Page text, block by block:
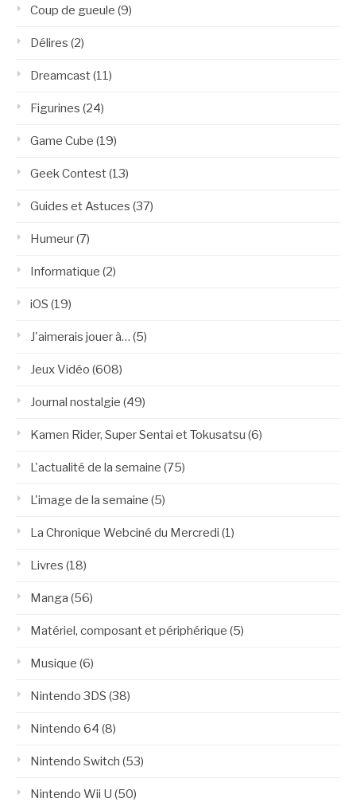
Coup de gueule (9)
Délires (2)
Dreamcast(11)
Figurines (24)
Game Cube (19)
Geek Contest(13)
Guides et Astuces (37)
Humeur(7)
Informatique (2)
iOS (19)
J'aimerais jouer à… (5)
Jeux Vidéo (608)
Journal nostalgie (49)
Kamen Rider, Super Sentai et Tokusatsu (6)
L'actualité de la semaine (75)
L'image de la semaine (5)
La Chronique Webciné du Mercredi (1)
Livres (18)
Manga (56)
Matériel, composant et périphérique (5)
Musique (6)
Nintendo 3DS (38)
Nintendo 64 (8)
Nintendo Switch (53)
Nintendo Wii U (50)